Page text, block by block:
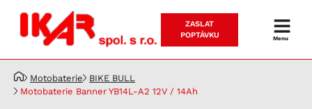
Prodej
servis
akumulátorů
ZASLAT
POPTÁVKU
Menu
Motobaterie
BIKE BULL
Motobaterie Banner YB14L-A2 12V / 14Ah